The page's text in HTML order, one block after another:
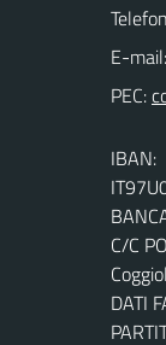
E-mail:
PEC:
IBAN:
C/C
DATI